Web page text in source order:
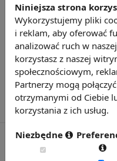
Niniejsza strona
Wykorzystujemy pliki
i reklam, aby oferować
analizować ruch w
korzystasz z naszej
społecznościowym,
Partnerzy mogą
otrzymanymi od Ciebie
korzystania z ich usług.
Niezbędne